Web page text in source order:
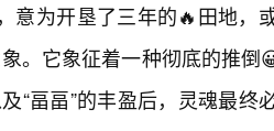
意为开垦了三年的🔥田地
。它象征着一种彻底的推倒
“畐畐”的丰盈后，灵魂最